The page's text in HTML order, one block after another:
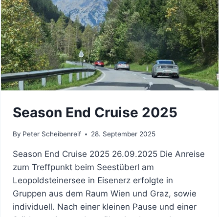
Season End Cruise 2025
By Peter Scheibenreif 28. September 2025
Season End Cruise 2025 26.09.2025 Die Anreise
zum Treffpunkt beim Seestüberl am
Leopoldsteinersee in Eisenerz erfolgte in
Gruppen aus dem Raum Wien und Graz, sowie
individuell. Nach einer kleinen Pause und einer